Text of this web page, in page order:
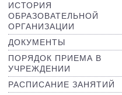
ИСТОРИЯ
ОБРАЗОВАТЕЛЬНОЙ
ОРГАНИЗАЦИИ
ДОКУМЕНТЫ
ПОРЯДОК ПРИЕМА В
УЧРЕЖДЕНИИ
РАСПИСАНИЕ ЗАНЯТИЙ